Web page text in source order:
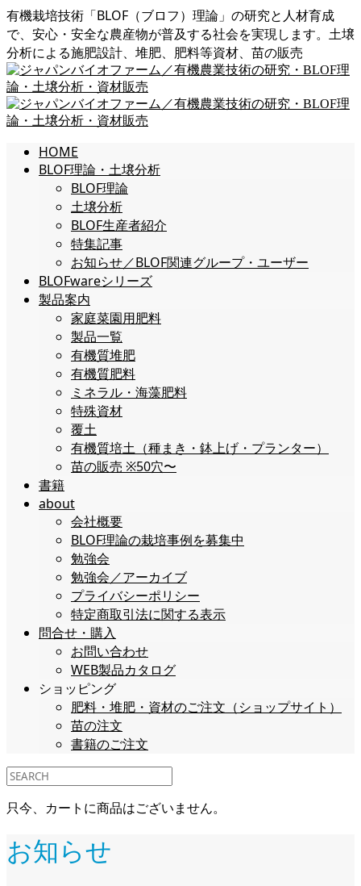
有機栽培技術「BLOF（ブロフ）理論」の研究と人材育成
で、安心・安全な農産物が普及する社会を実現します。土壌
分析による施肥設計、堆肥、肥料等資材、苗の販売
HOME
BLOF理論・土壌分析
BLOF理論
土壌分析
BLOF生産者紹介
特集記事
お知らせ／BLOF関連グループ・ユーザー
BLOFwareシリーズ
製品案内
家庭菜園用肥料
製品一覧
有機質堆肥
有機質肥料
ミネラル・海藻肥料
特殊資材
覆土
有機質培土（種まき・鉢上げ・プランター）
苗の販売 ※50穴〜
書籍
about
会社概要
BLOF理論の栽培事例を募集中
勉強会
勉強会／アーカイブ
プライバシーポリシー
特定商取引法に関する表示
問合せ・購入
お問い合わせ
WEB製品カタログ
ショッピング
肥料・堆肥・資材のご注文（ショップサイト）
苗の注文
書籍のご注文
只今、カートに商品はございません。
お知らせ